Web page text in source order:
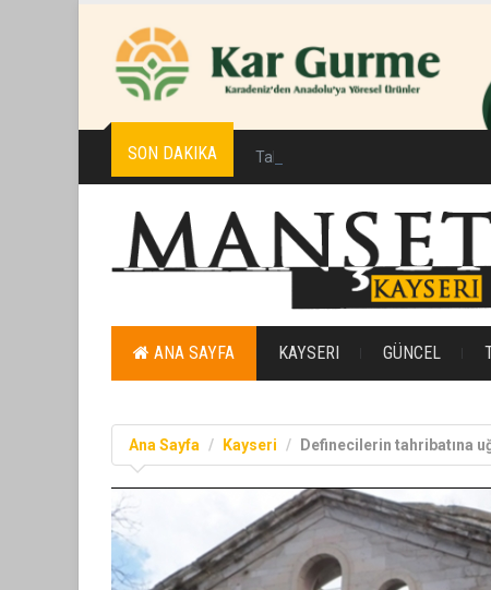
SON DAKIKA Talas`ta gönül buluşmalarıyla 9 bin
ANA SAYFA KAYSERI GÜNCEL
Ana Sayfa Kayseri Definecilerin tahribatına